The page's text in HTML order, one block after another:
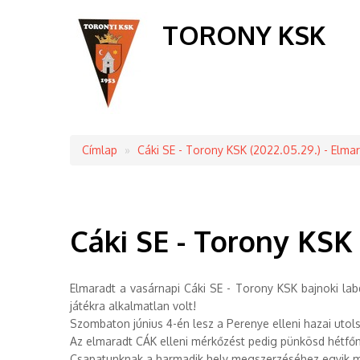
TORONY KSK
Morzsa
Címlap Cáki SE - Torony KSK (2022.05.29.) -
Cáki SE - Torony
Elmaradt a vasárnapi Cáki SE - Torony KSK bajnoki
játékra alkalmatlan volt!
Szombaton június 4-én lesz a Perenye elleni hazai
Az elmaradt CÁK elleni mérkőzést pedig pünkösd